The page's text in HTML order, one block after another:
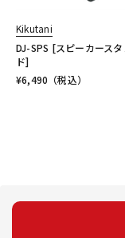
Kikutani
DJ-SPS [スピーカースタ
ド]
¥6,490 （税込）